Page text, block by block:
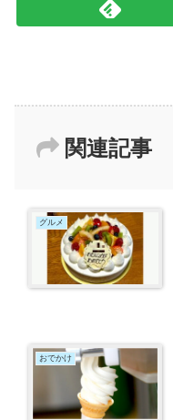
関連記事
グルメ
おでかけ